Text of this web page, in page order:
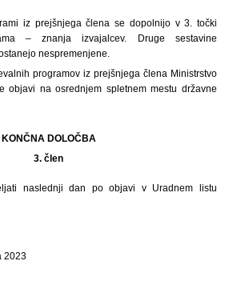
iz prejšnjega člena se dopolnijo v 3. točki
– znanja izvajalcev. Druge sestavine
nespremenjene.
programov iz prejšnjega člena Ministrstvo
objavi na osrednjem spletnem mestu državne
KONČNA DOLOČBA
3. člen
naslednji dan po objavi v Uradnem listu
2023